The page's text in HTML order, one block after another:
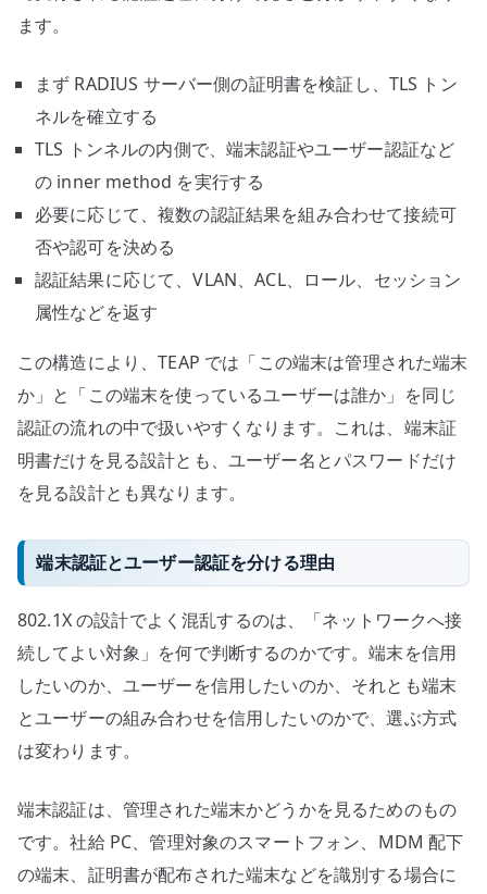
ます。
まず RADIUS サーバー側の証明書を検証し、TLS トン
ネルを確立する
TLS トンネルの内側で、端末認証やユーザー認証など
の inner method を実行する
必要に応じて、複数の認証結果を組み合わせて接続可
否や認可を決める
認証結果に応じて、VLAN、ACL、ロール、セッション
属性などを返す
この構造により、TEAP では「この端末は管理された端末
か」と「この端末を使っているユーザーは誰か」を同じ
認証の流れの中で扱いやすくなります。これは、端末証
明書だけを見る設計とも、ユーザー名とパスワードだけ
を見る設計とも異なります。
端末認証とユーザー認証を分ける理由
802.1X の設計でよく混乱するのは、「ネットワークへ接
続してよい対象」を何で判断するのかです。端末を信用
したいのか、ユーザーを信用したいのか、それとも端末
とユーザーの組み合わせを信用したいのかで、選ぶ方式
は変わります。
端末認証は、管理された端末かどうかを見るためのもの
です。社給 PC、管理対象のスマートフォン、MDM 配下
の端末、証明書が配布された端末などを識別する場合に